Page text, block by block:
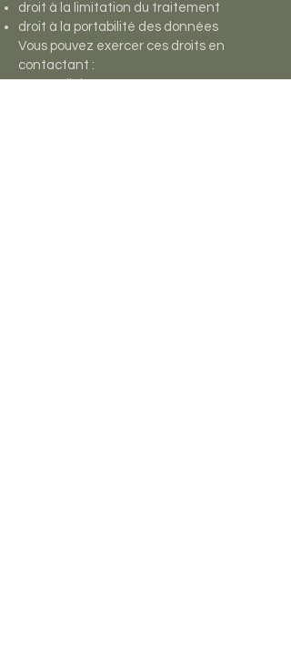
droit à la limitation du traitement
droit à la portabilité des données
Vous pouvez exercer ces droits en
contactant :